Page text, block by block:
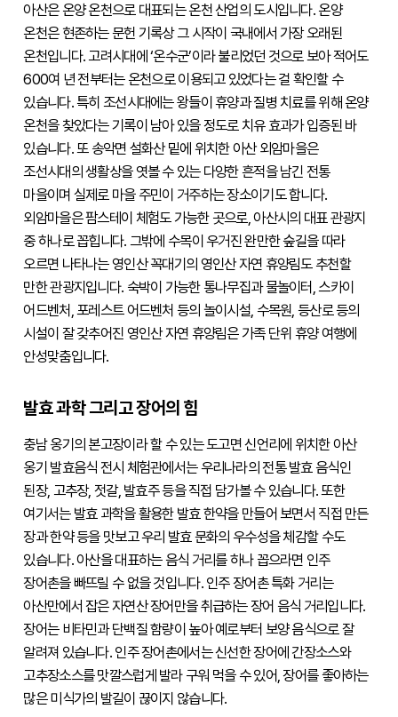
아산은 온양 온천으로 대표되는 온천 산업의 도시입니다. 온양
온천은 현존하는 문헌 기록상 그 시작이 국내에서 가장 오래된
온천입니다. 고려시대에 ‘온수군’이라 불리었던 것으로 보아 적어도
600여 년 전부터는 온천으로 이용되고 있었다는 걸 확인할 수
있습니다. 특히 조선시대에는 왕들이 휴양과 질병 치료를 위해 온양
온천을 찾았다는 기록이 남아 있을 정도로 치유 효과가 입증된 바
있습니다. 또 송악면 설화산 밑에 위치한 아산 외암마을은
조선시대의 생활상을 엿볼 수 있는 다양한 흔적을 남긴 전통
마을이며 실제로 마을 주민이 거주하는 장소이기도 합니다.
외암마을은 팜스테이 체험도 가능한 곳으로, 아산시의 대표 관광지
중 하나로 꼽힙니다. 그밖에 수목이 우거진 완만한 숲길을 따라
오르면 나타나는 영인산 꼭대기의 영인산 자연 휴양림도 추천할
만한 관광지입니다. 숙박이 가능한 통나무집과 물놀이터, 스카이
어드벤처, 포레스트 어드벤처 등의 놀이시설, 수목원, 등산로 등의
시설이 잘 갖추어진 영인산 자연 휴양림은 가족 단위 휴양 여행에
안성맞춤입니다.
발효 과학 그리고 장어의 힘
충남 옹기의 본고장이라 할 수 있는 도고면 신언리에 위치한 아산
옹기 발효음식 전시 체험관에서는 우리나라의 전통 발효 음식인
된장, 고추장, 젓갈, 발효주 등을 직접 담가볼 수 있습니다. 또한
여기서는 발효 과학을 활용한 발효 한약을 만들어 보면서 직접 만든
장과 한약 등을 맛보고 우리 발효 문화의 우수성을 체감할 수도
있습니다. 아산을 대표하는 음식 거리를 하나 꼽으라면 인주
장어촌을 빠뜨릴 수 없을 것입니다. 인주 장어촌 특화 거리는
아산만에서 잡은 자연산 장어만을 취급하는 장어 음식 거리입니다.
장어는 비타민과 단백질 함량이 높아 예로부터 보양 음식으로 잘
알려져 있습니다. 인주 장어촌에서는 신선한 장어에 간장소스와
고추장소스를 맛깔스럽게 발라 구워 먹을 수 있어, 장어를 좋아하는
많은 미식가의 발길이 끊이지 않습니다.